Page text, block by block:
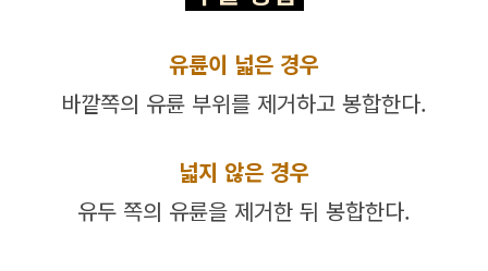
유륜이 넓은 경우
바깥쪽의 유륜 부위를 제거하고 봉합한다.
넓지 않은 경우
유두 쪽의 유륜을 제거한 뒤 봉합한다.